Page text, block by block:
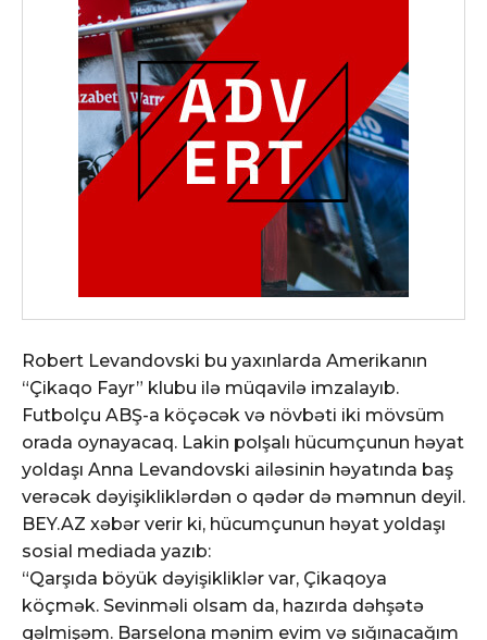
Robert Levandovski bu yaxınlarda Amerikanın
“Çikaqo Fayr” klubu ilə müqavilə imzalayıb.
Futbolçu ABŞ-a köçəcək və növbəti iki mövsüm
orada oynayacaq. Lakin polşalı hücumçunun həyat
yoldaşı Anna Levandovski ailəsinin həyatında baş
verəcək dəyişikliklərdən o qədər də məmnun deyil.
BEY.AZ xəbər verir ki, hücumçunun həyat yoldaşı
sosial mediada yazıb:
“Qarşıda böyük dəyişikliklər var, Çikaqoya
köçmək. Sevinməli olsam da, hazırda dəhşətə
gəlmişəm. Barselona mənim evim və sığınacağım